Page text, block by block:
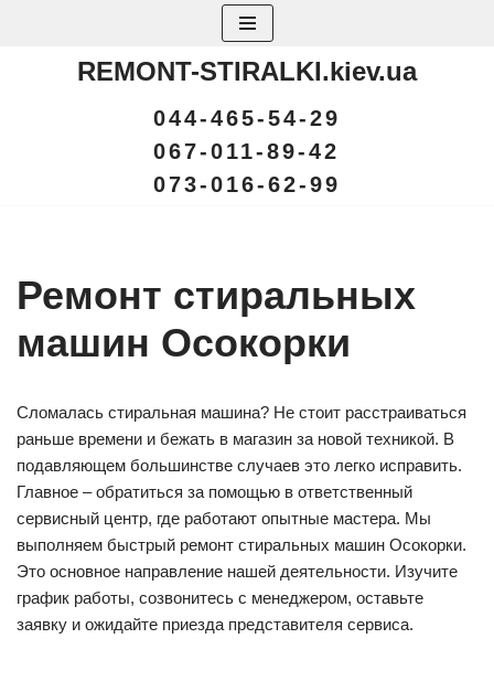
REMONT-STIRALKI.kiev.ua
044-465-54-29
067-011-89-42
073-016-62-99
Ремонт стиральных
машин Осокорки
Сломалась стиральная машина? Не стоит расстраиваться
раньше времени и бежать в магазин за новой техникой. В
подавляющем большинстве случаев это легко исправить.
Главное – обратиться за помощью в ответственный
сервисный центр, где работают опытные мастера. Мы
выполняем быстрый ремонт стиральных машин Осокорки.
Это основное направление нашей деятельности. Изучите
график работы, созвонитесь с менеджером, оставьте
заявку и ожидайте приезда представителя сервиса.